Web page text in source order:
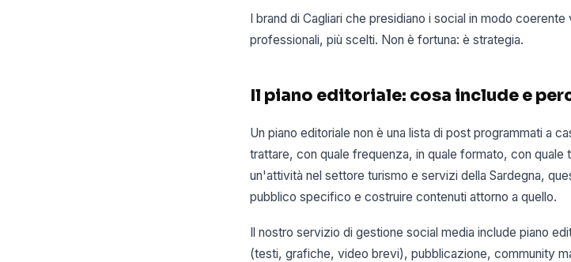
I brand di Cagliari che presidiano i social in modo
professionali, più scelti. Non è fortuna: è strategia.
Il piano editoriale: cosa include e
Un piano editoriale non è una lista di post programmati a
trattare, con quale frequenza, in quale formato, con
un'attività nel settore turismo e servizi della Sardegna,
pubblico specifico e costruire contenuti attorno a quello.
Il nostro servizio di gestione social media include piano
(testi, grafiche, video brevi), pubblicazione, community